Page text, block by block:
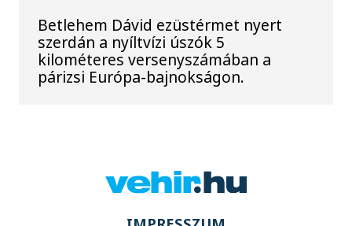
Betlehem Dávid ezüstérmet nyert
szerdán a nyíltvízi úszók 5
kilométeres versenyszámában a
párizsi Európa-bajnokságon.